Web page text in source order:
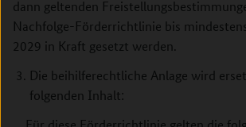
dann geltenden
Nachfolge-Förderrichtlinie bis
2029 in Kraft gesetzt werden.
Die beihilferechtliche Anlage wird
folgenden Inhalt: